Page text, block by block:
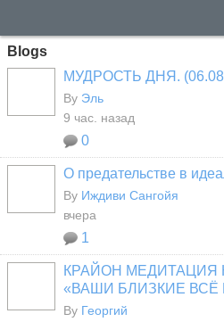
Blogs
МУДРОСТЬ ДНЯ.
By Эль
9 час. назад
0
О предательстве в
By Иждиви Сангойя
вчера
1
КРАЙОН МЕДИТАЦИЯ
«ВАШИ БЛИЗКИЕ ВСЁ
By Георгий